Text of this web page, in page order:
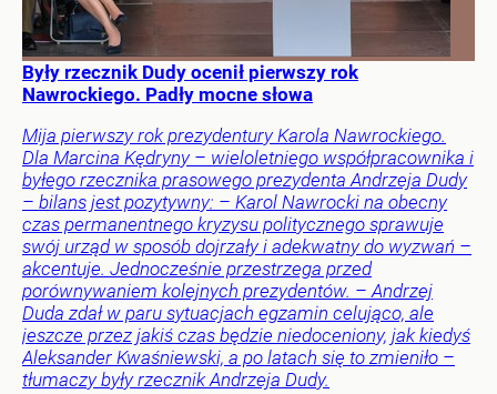
Były rzecznik Dudy ocenił pierwszy rok
Nawrockiego. Padły mocne słowa
Mija pierwszy rok prezydentury Karola Nawrockiego.
Dla Marcina Kędryny – wieloletniego współpracownika i
byłego rzecznika prasowego prezydenta Andrzeja Dudy
– bilans jest pozytywny: – Karol Nawrocki na obecny
czas permanentnego kryzysu politycznego sprawuje
swój urząd w sposób dojrzały i adekwatny do wyzwań –
akcentuje. Jednocześnie przestrzega przed
porównywaniem kolejnych prezydentów. – Andrzej
Duda zdał w paru sytuacjach egzamin celująco, ale
jeszcze przez jakiś czas będzie niedoceniony, jak kiedyś
Aleksander Kwaśniewski, a po latach się to zmieniło –
tłumaczy były rzecznik Andrzeja Dudy.